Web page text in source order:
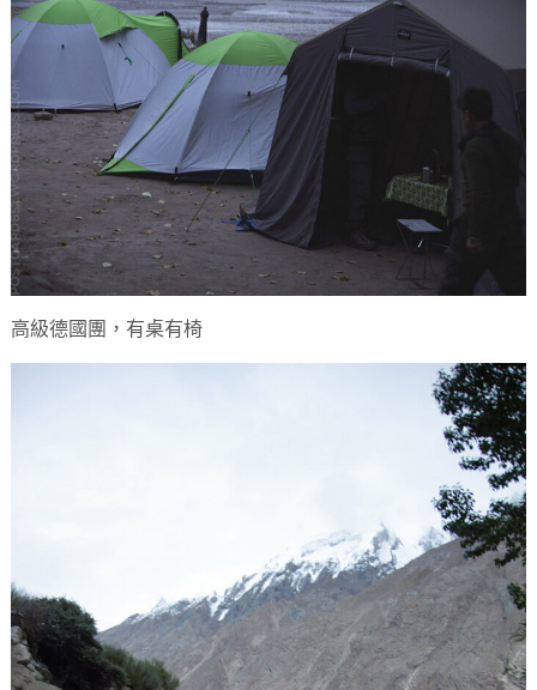
高級德國團，有桌有椅